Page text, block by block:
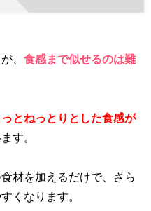
、 食感まで似せるのは難
っとねっとりとした食感が
す。
材を加えるだけで、さら
くなります。